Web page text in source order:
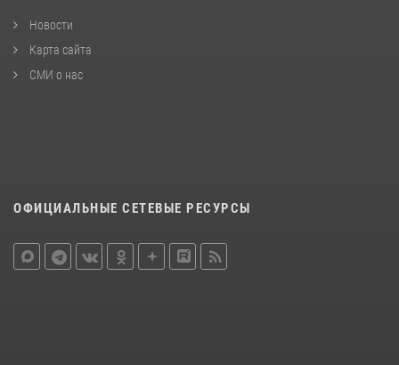
Новости
Карта сайта
СМИ о нас
ОФИЦИАЛЬНЫЕ СЕТЕВЫЕ РЕСУРСЫ